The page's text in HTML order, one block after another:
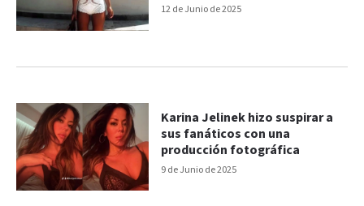
12 de Junio de 2025
9 de Junio de 2025
Karina Jelinek hizo suspirar a
sus fanáticos con una
producción fotográfica